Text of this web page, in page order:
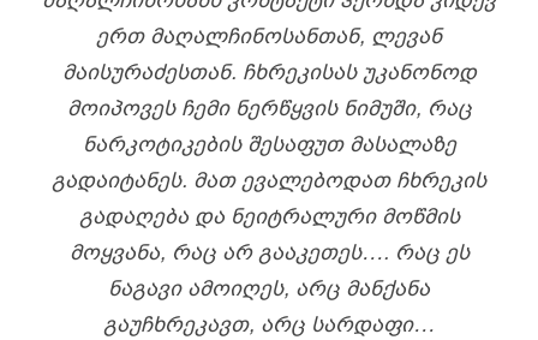
ᲔᲠᲗ ᲛᲐᲦᲐᲚᲩᲘᲜᲝᲡᲐᲜᲗᲐᲜ, ᲚᲔᲕᲐᲜ
ᲛᲐᲘᲡᲣᲠᲐᲫᲔᲡᲗᲐᲜ. ᲩᲮᲠᲔᲙᲘᲡᲐᲡ ᲣᲙᲐᲜᲝᲜᲝᲓ
ᲛᲝᲘᲞᲝᲕᲔᲡ ᲩᲔᲛᲘ ᲜᲔᲠᲬᲧᲕᲘᲡ ᲜᲘᲛᲣᲨᲘ, ᲠᲐᲪ
ᲜᲐᲠᲙᲝᲢᲘᲙᲔᲑᲘᲡ ᲨᲔᲡᲐᲤᲣᲗ ᲛᲐᲡᲐᲚᲐᲖᲔ
ᲒᲐᲓᲐᲘᲢᲐᲜᲔᲡ. ᲛᲐᲗ ᲔᲕᲐᲚᲔᲑᲝᲓᲐᲗ ᲩᲮᲠᲔᲙᲘᲡ
ᲒᲐᲓᲐᲦᲔᲑᲐ ᲓᲐ ᲜᲔᲘᲢᲠᲐᲚᲣᲠᲘ ᲛᲝᲬᲛᲘᲡ
ᲛᲝᲧᲕᲐᲜᲐ, ᲠᲐᲪ ᲐᲠ ᲒᲐᲐᲙᲔᲗᲔᲡ…. ᲠᲐᲪ ᲔᲡ
ᲜᲐᲒᲐᲕᲘ ᲐᲛᲝᲘᲦᲔᲡ, ᲐᲠᲪ ᲛᲐᲜᲥᲐᲜᲐ
ᲒᲐᲣᲩᲮᲠᲔᲙᲐᲕᲗ, ᲐᲠᲪ ᲡᲐᲠᲓᲐᲤᲘ…